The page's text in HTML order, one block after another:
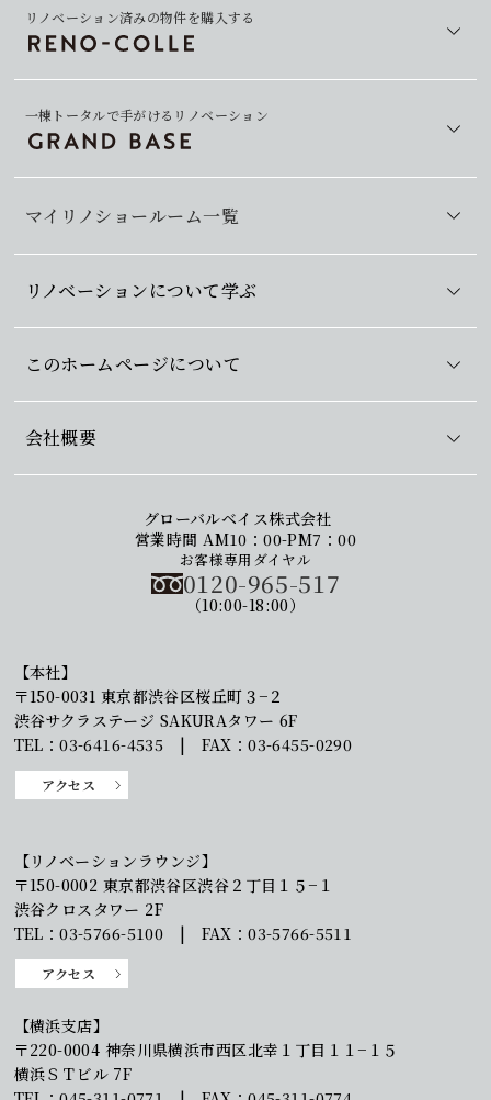
マイリノショールーム一覧
リノベーション済みの物件を購入する
一棟トータルで手がけるリノベーション
リノベーションについて学ぶ
このホームページについて
会社概要
グローバルベイス株式会社
営業時間 AM10：00-PM7：00
お客様専用ダイヤル
0120-965-517
（10:00-18:00）
【本社】
〒150-0031 東京都渋谷区桜丘町３−２
渋谷サクラステージ SAKURAタワー 6F
TEL：03-6416-4535 | FAX：03-6455-0290
アクセス
【リノベーションラウンジ】
〒150-0002 東京都渋谷区渋谷２丁目１５−１
渋谷クロスタワー 2F
TEL：03-5766-5100 | FAX：03-5766-5511
アクセス
【横浜支店】
〒220-0004 神奈川県横浜市西区北幸１丁目１１−１５
横浜ＳＴビル 7F